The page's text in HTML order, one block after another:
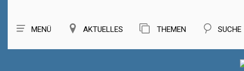
MENÜ AKTUELLES THEMEN SUCHE